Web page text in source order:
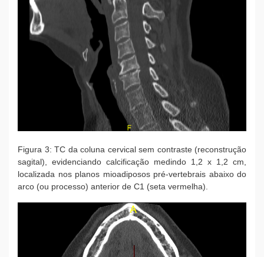
Figura 3: TC da coluna cervical sem contraste (reconstrução
sagital), evidenciando calcificação medindo 1,2 x 1,2 cm,
localizada nos planos mioadiposos pré-vertebrais abaixo do
arco (ou processo) anterior de C1 (seta vermelha).